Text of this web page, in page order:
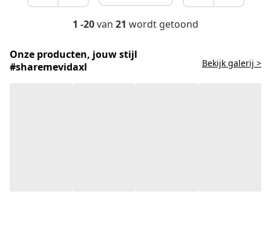
1 -20van 21 wordt getoond
Onze producten, jouw stijl
#sharemevidaxl
Bekijk galerij >